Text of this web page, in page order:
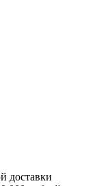
доставки